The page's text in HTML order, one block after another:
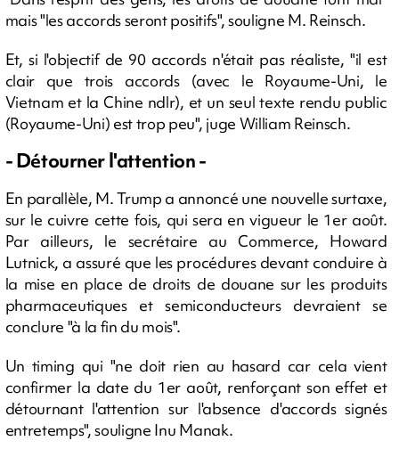
mais "les accords seront positifs", souligne M. Reinsch.
Et, si l'objectif de 90 accords n'était pas réaliste, "il est
clair que trois accords (avec le Royaume-Uni, le
Vietnam et la Chine ndlr), et un seul texte rendu public
(Royaume-Uni) est trop peu", juge William Reinsch.
- Détourner l'attention -
En parallèle, M. Trump a annoncé une nouvelle surtaxe,
sur le cuivre cette fois, qui sera en vigueur le 1er août.
Par ailleurs, le secrétaire au Commerce, Howard
Lutnick, a assuré que les procédures devant conduire à
la mise en place de droits de douane sur les produits
pharmaceutiques et semiconducteurs devraient se
conclure "à la fin du mois".
Un timing qui "ne doit rien au hasard car cela vient
confirmer la date du 1er août, renforçant son effet et
détournant l'attention sur l'absence d'accords signés
entretemps", souligne Inu Manak.